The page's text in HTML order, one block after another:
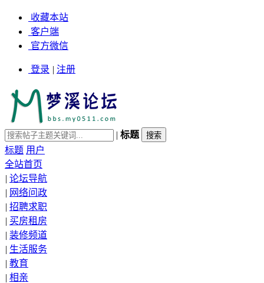
收藏本站
客户端
官方微信
登录 | 注册
| 标题
标题 用户
全站首页
| 论坛导航
| 网络问政
| 招聘求职
| 买房租房
| 装修频道
| 生活服务
| 教育
| 相亲